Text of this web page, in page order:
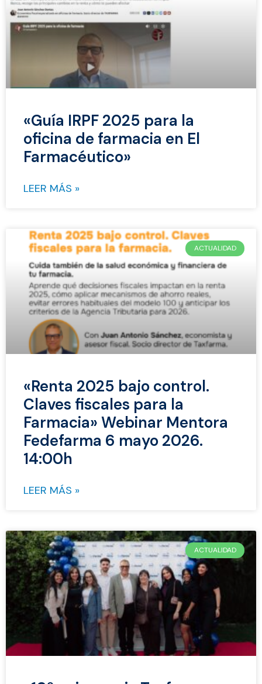
«Guía IRPF 2025 para la
oficina de farmacia en El
Farmacéutico»
LEER MÁS »
ACTUALIDAD
«Renta 2025 bajo control.
Claves fiscales para la
Farmacia» Webinar Mentora
Fedefarma 6 mayo 2026.
14:00h
LEER MÁS »
ACTUALIDAD